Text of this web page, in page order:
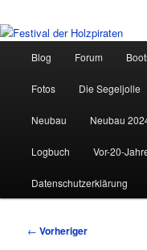
Zum
primären
Inhalt
springen
Blog Forum
Fotos Die Segeljolle
Neubau Neubau
Logbuch Vor-20-
Datenschutzerklärung
Beitragsnavigation
← Vorheriger